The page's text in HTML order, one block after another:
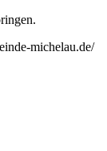
michelau.de/